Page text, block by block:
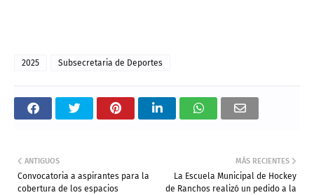
2025 Subsecretaria de Deportes
MÁS RECIENTES
La Escuela Municipal de Hockey
de Ranchos realizó un pedido a la
ANTIGUOS
Convocatoria a aspirantes para la
cobertura de los espacios